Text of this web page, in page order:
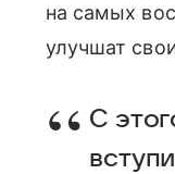
на самых
улучшат
С